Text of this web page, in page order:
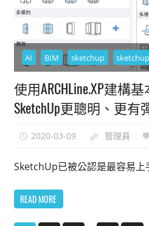
AI BIM sketchup
使用ARCHLine.XP建構
SketchUp更聰明、更有
2020-03-09 管理員
SketchUp已被公認是最容易上
READ MORE